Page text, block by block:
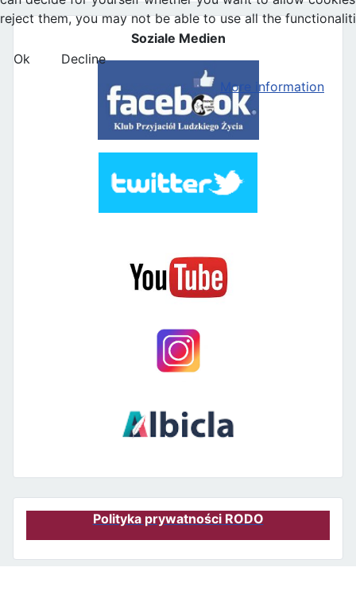
Soziale Medien
Polityka prywatności RODO
reject them, you may not be able to use all the
Ok
Decline
More information